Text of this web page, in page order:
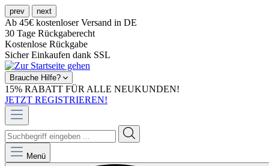
prev next
Ab 45€ kostenloser Versand in DE
30 Tage Rückgaberecht
Kostenlose Rückgabe
Sicher Einkaufen dank SSL
Brauche Hilfe?
15% RABATT FÜR ALLE NEUKUNDEN!
JETZT REGISTRIEREN!
Menü